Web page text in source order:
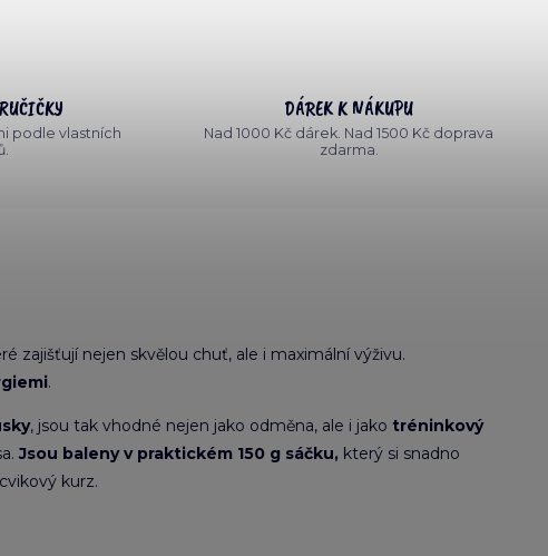
podle vlastních
DÁREK K NÁKUPU
Nad 1000 Kč dárek. Nad 1500 Kč doprava
zdarma.
zajišťují nejen skvělou chuť, ale i maximální výživu.
.
, jsou tak vhodné nejen jako odměna, ale i jako tréninkový
Jsou baleny v praktickém 150 g sáčku, který si snadno
kurz.